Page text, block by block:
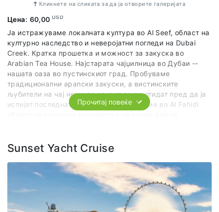
Кликнете на сликата за да ја отворите галеријата
Цена: 60,00USD
Ја истражуваме локалната култура во Al Seef, област на
културно наследство и неверојатни погледи на Dubai
Creek. Кратка прошетка и можност за закуска во
Arabian Tea House. Најстарата чајџилница во Дубаи --
нашата оаза во пустинскиот град. Пробуваме
традиционални арапски закуски, а вистинските
љубители на чај нема да сакаат да си отидат пред да ја
испијат последната капка! Продолжуваме во Al Fahidi
изградена во 1971 година која претставува најстар
резиденцијата и административното седиште на
владејачкото кралско семејство на Дубаи. Со
традиционалени чамци (Abra) поминуваме на другата
страна на Dubai Creek и имаме прошетка низ
традиционалните пазари за зачини и за злато (Spice
Прочитај повеќе
Sunset Yacht Cruise